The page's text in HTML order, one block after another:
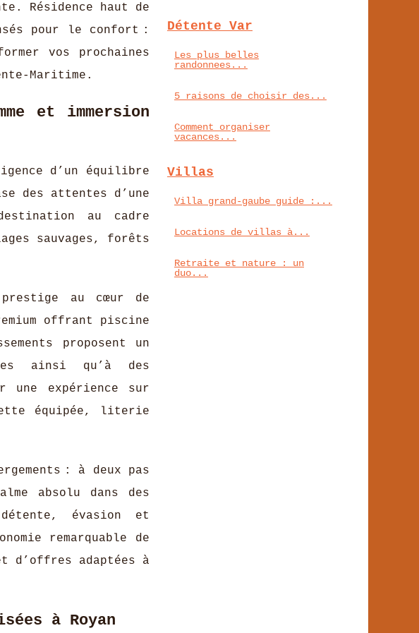
Résidence haut de
pour le confort :
vos prochaines
Maritime.
et immersion
d’un équilibre
des attentes d’une
au cadre
sauvages, forêts
prestige au cœur de
offrant piscine
proposent un
ainsi qu’à des
expérience sur
équipée, literie
: à deux pas
absolu dans des
évasion et
remarquable de
d’offres adaptées à
à Royan
Détente Var
Les plus belles
randonnees...
5 raisons de choisir des...
Comment organiser
vacances...
Villas
Villa grand-gaube guide :...
Locations de villas à...
Retraite et nature : un
duo...